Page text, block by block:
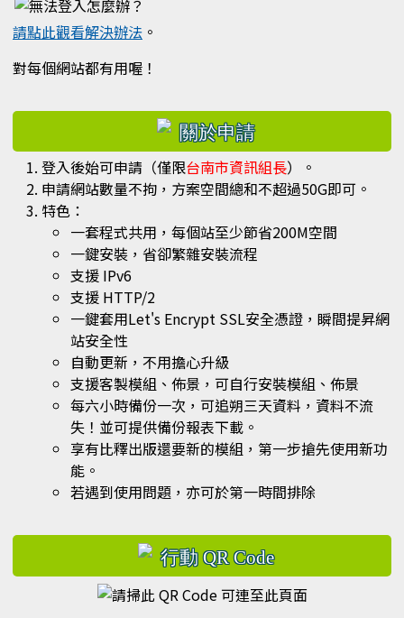
請點此觀看解決辦法 。
對每個網站都有用喔！
右邊區域內容
登入後始可申請（僅限台南市資訊組長）。
申請網站數量不拘，方案空間總和不超過50G即可。
特色：
一套程式共用，每個站至少節省200M空間
一鍵安裝，省卻繁雜安裝流程
支援 IPv6
支援 HTTP/2
一鍵套用Let's Encrypt SSL安全憑證，瞬間提昇網
站安全性
自動更新，不用擔心升級
支援客製模組、佈景，可自行安裝模組、佈景
每六小時備份一次，可追朔三天資料，資料不流
失！並可提供備份報表下載。
享有比釋出版還要新的模組，第一步搶先使用新功
能。
若遇到使用問題，亦可於第一時間排除